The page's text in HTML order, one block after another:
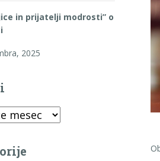
in prijatelji modrosti” o
2025